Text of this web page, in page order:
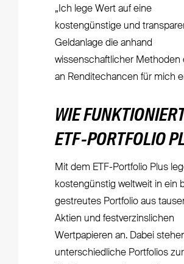
„Ich lege Wert auf eine
kostengünstige und
Geldanlage die anhand
wissenschaftlicher Methoden
an Renditechancen für mich
WIE
ETF-PORTFOLIO
Mit dem ETF-Portfolio Plus
kostengünstig weltweit in ein
gestreutes Portfolio aus
Aktien und festverzinslichen
Wertpapieren an. Dabei
unterschiedliche Portfolios zur